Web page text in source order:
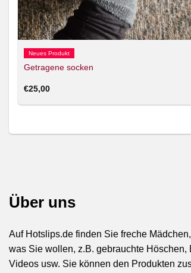
Neues Produkt
Getragene socken
€25,00
Über uns
Auf Hotslips.de finden Sie freche
was Sie wollen, z.B. gebrauchte Höschen,
Videos usw. Sie können den Produkten